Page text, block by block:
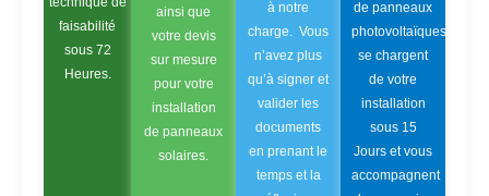
faisabilité
sous 72
Heures.
ainsi que
votre devis
sur mesure
pour votre
installation
de panneaux
solaires.
à notre
charge. Vous
n’avez plus
qu’à signer et
valider les
documents
en prenant le
temps et la
de panneaux
photovoltaïques
se chargent
de votre
installation
sous 15
Jours et vous
accompagnent